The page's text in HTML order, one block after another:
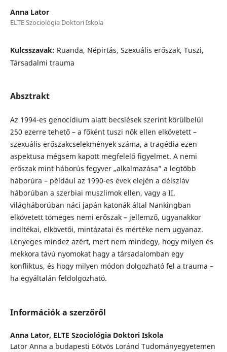
Anna Lator
ELTE Szociológia Doktori Iskola
Kulcsszavak: Ruanda, Népirtás, Szexuális erőszak, Tuszi,
Társadalmi trauma
Absztrakt
Az 1994-es genocídium alatt becslések szerint körülbelül
250 ezerre tehető – a főként tuszi nők ellen elkövetett –
szexuális erőszakcselekmények száma, a tragédia ezen
aspektusa mégsem kapott megfelelő figyelmet. A nemi
erőszak mint háborús fegyver „alkalmazása” a legtöbb
háborúra – például az 1990-es évek elején a délszláv
háborúban a szerbiai muszlimok ellen, vagy a II.
világháborúban náci japán katonák által Nankingban
elkövetett tömeges nemi erőszak – jellemző, ugyanakkor
indítékai, elkövetői, mintázatai és mértéke nem ugyanaz.
Lényeges mindez azért, mert nem mindegy, hogy milyen és
mekkora távú nyomokat hagy a társadalomban egy
konfliktus, és hogy milyen módon dolgozható fel a trauma –
ha egyáltalán feldolgozható.
Információk a szerzőről
Anna Lator, ELTE Szociológia Doktori Iskola
Lator Anna a budapesti Eötvös Loránd Tudományegyetemen